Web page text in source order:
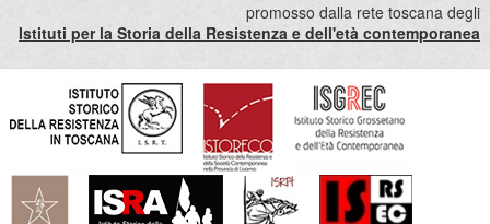
promosso dalla rete toscana degli
Istituti per la Storia della Resistenza e dell'età contemporanea